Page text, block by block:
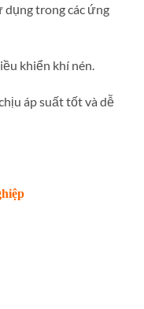
trong các ứng
khiển khí nén.
áp suất tốt và dễ